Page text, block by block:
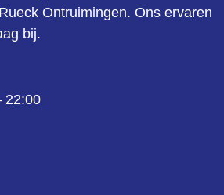
Ontruimingen. Ons ervaren
bij.
22:00